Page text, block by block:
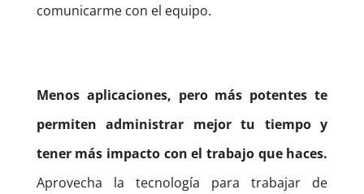
comunicarme con el equipo.
Menos aplicaciones, pero más potentes te
permiten administrar mejor tu tiempo y
tener más impacto con el trabajo que haces.
Aprovecha la tecnología para trabajar de